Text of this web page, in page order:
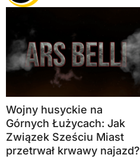
Wojny husyckie na
Górnych Łużycach: Jak
Związek Sześciu Miast
przetrwał krwawy najazd?